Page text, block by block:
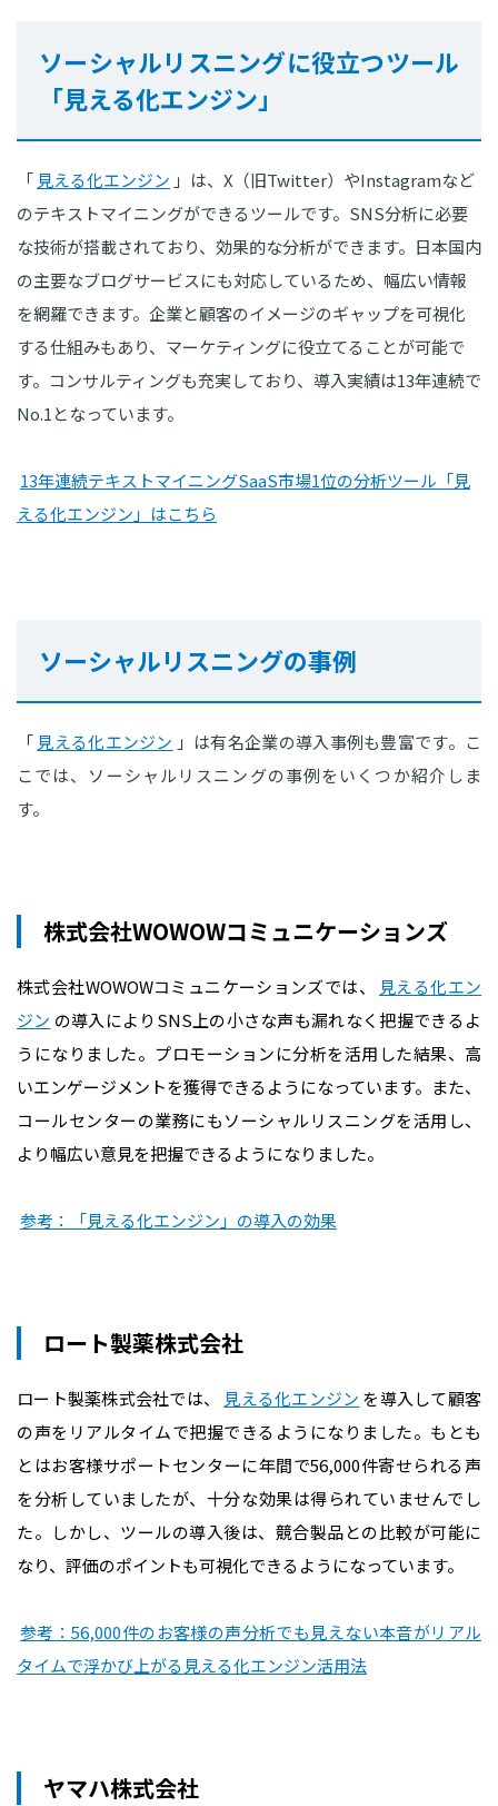
ソーシャルリスニングに役立つツール
「見える化エンジン」
「 見える化エンジン 」は、X（旧Twitter）やInstagramなど
のテキストマイニングができるツールです。SNS分析に必要
な技術が搭載されており、効果的な分析ができます。日本国内
の主要なブログサービスにも対応しているため、幅広い情報
を網羅できます。企業と顧客のイメージのギャップを可視化
する仕組みもあり、マーケティングに役立てることが可能で
す。コンサルティングも充実しており、導入実績は13年連続で
No.1となっています。
13年連続テキストマイニングSaaS市場1位の分析ツール「見
える化エンジン」はこちら
ソーシャルリスニングの事例
「 見える化エンジン 」は有名企業の導入事例も豊富です。こ
こでは、ソーシャルリスニングの事例をいくつか紹介しま
す。
株式会社WOWOWコミュニケーションズ
株式会社WOWOWコミュニケーションズでは、
見える化エン
ジン の導入によりSNS上の小さな声も漏れなく把握できるよ
うになりました。プロモーションに分析を活用した結果、高
いエンゲージメントを獲得できるようになっています。また、
コールセンターの業務にもソーシャルリスニングを活用し、
より幅広い意見を把握できるようになりました。
参考：「見える化エンジン」の導入の効果
ロート製薬株式会社
ロート製薬株式会社では、 見える化エンジン を導入して顧客
の声をリアルタイムで把握できるようになりました。もとも
とはお客様サポートセンターに年間で56,000件寄せられる声
を分析していましたが、十分な効果は得られていませんでし
た。しかし、ツールの導入後は、競合製品との比較が可能に
なり、評価のポイントも可視化できるようになっています。
参考：56,000件のお客様の声分析でも見えない本音がリアル
タイムで浮かび上がる見える化エンジン活用法
ヤマハ株式会社